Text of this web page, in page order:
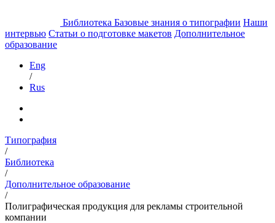
Библиотека Базовые знания о типографии Наши
интервью Статьи о подготовке макетов Дополнительное
образование
Eng
/
Rus
Типография
/
Библиотека
/
Дополнительное образование
/
Полиграфическая продукция для рекламы строительной
компании